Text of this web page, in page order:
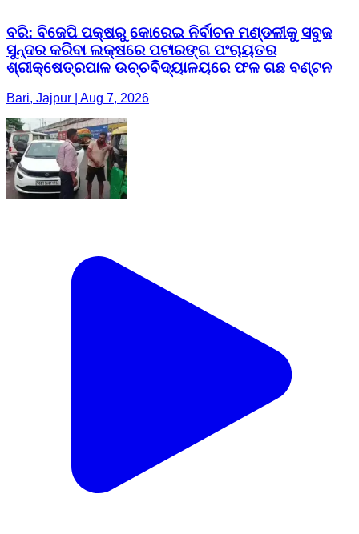
ବରି: ବିଜେପି ପକ୍ଷରୁ କୋରେଇ ନିର୍ବାଚନ ମଣ୍ଡଳୀକୁ ସବୁଜ
ସୁନ୍ଦର କରିବା ଲକ୍ଷରେ ପଟାରଙ୍ଗ ପଂଚାୟତର
ଶ୍ରୀକ୍ଷେତ୍ରପାଳ ଉଚ୍ଚବିଦ୍ୟାଳୟରେ ଫଳ ଗଛ ବଣ୍ଟନ
Bari, Jajpur | Aug 7, 2026